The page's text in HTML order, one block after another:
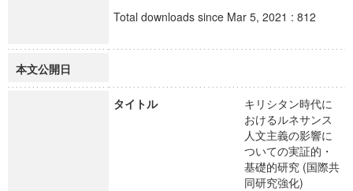
Total downloads since Mar 5, 2021 : 812
本文公開日
タイトル
キリシタン時代に
おけるルネサンス
人文主義の影響に
ついての実証的・
基礎的研究 (国際共
同研究強化)